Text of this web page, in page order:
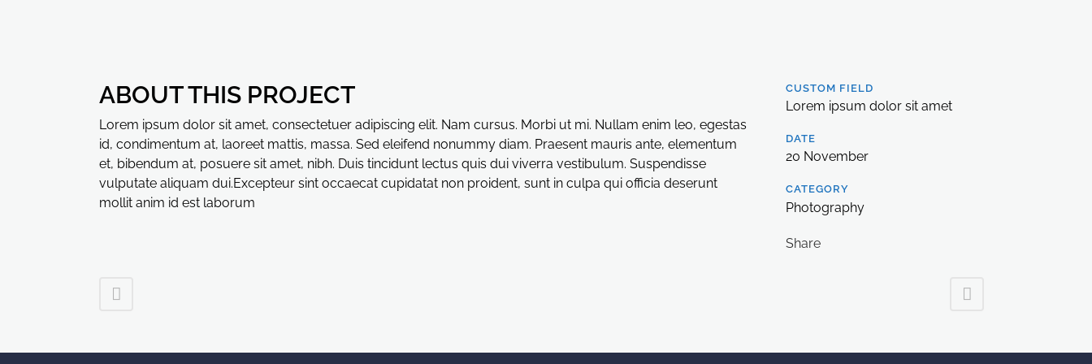
ABOUT THIS PROJECT
Lorem ipsum dolor sit amet, consectetuer adipiscing elit. Nam cursus. Morbi ut mi. Nullam enim leo, egestas
id, condimentum at, laoreet mattis, massa. Sed eleifend nonummy diam. Praesent mauris ante, elementum
et, bibendum at, posuere sit amet, nibh. Duis tincidunt lectus quis dui viverra vestibulum. Suspendisse
vulputate aliquam dui.Excepteur sint occaecat cupidatat non proident, sunt in culpa qui officia deserunt
mollit anim id est laborum
CUSTOM FIELD
Lorem ipsum dolor sit amet
DATE
20 November
CATEGORY
Photography
Share